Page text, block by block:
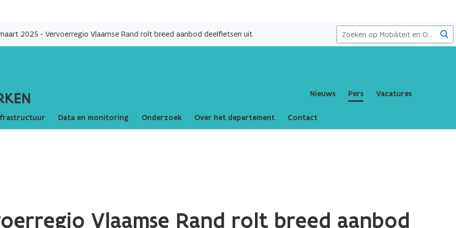
en
naar
2025 - Vervoerregio Vlaamse Rand rolt breed aanbod deelfietsen uit
Nieuws Pers Vacatures
Data en monitoring Onderzoek Over het departement Contact
Vlaamse Rand rolt breed aanbod